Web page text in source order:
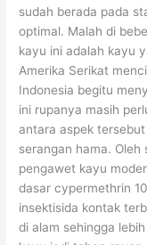
sudah berada pada
optimal. Malah di
kayu ini adalah kayu
Amerika Serikat
Indonesia begitu
ini rupanya masih
antara aspek
serangan hama.
pengawet kayu
dasar cypermethrin
insektisida kontak
di alam sehingga